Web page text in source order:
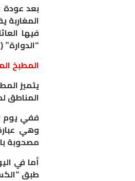
​بعد عودة
المغاربة
فيها
“الدوارة”
​المطبخ
​يتميز
المناطق
ففي يوم
وهي
مصحوبة
أما في
طبق